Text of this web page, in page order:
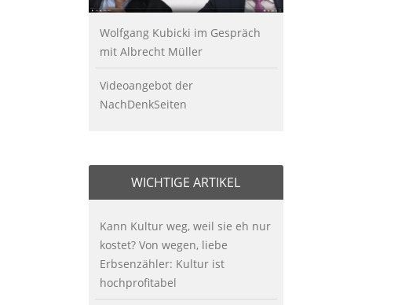
Wolfgang Kubicki im Gespräch
mit Albrecht Müller
Videoangebot der
NachDenkSeiten
WICHTIGE ARTIKEL
Kann Kultur weg, weil sie eh nur
kostet? Von wegen, liebe
Erbsenzähler: Kultur ist
hochprofitabel